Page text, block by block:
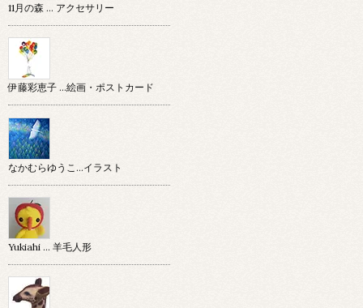
11月の森 … アクセサリー
伊藤彩恵子 …絵画・ポストカード
なかむらゆうこ…イラスト
Yukiahi … 羊毛人形